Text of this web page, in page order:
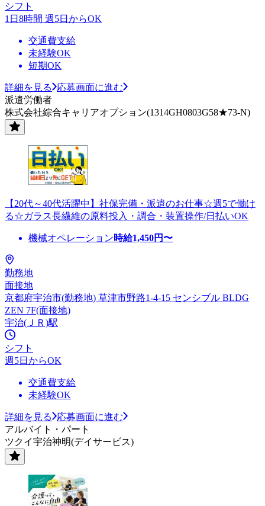
シフト
1日8時間 週5日からOK
交通費支給
未経験OK
短期OK
詳細を見る
応募画面に進む
派遣労働者
株式会社綜合キャリアオプション(1314GH0803G58★73-N)
【20代～40代活躍中】社保完備・派遣のお仕事☆週5で働け
る☆ガラス長繊維の原料投入・調合・装置操作/日払いOK
機械オペレーション時給1,450円〜
勤務地
面接地
京都府宇治市(勤務地) 草津市野路1-4-15 センシブル BLDG
ZEN 7F(面接地)
宇治(ＪＲ)駅
シフト
週5日からOK
交通費支給
未経験OK
詳細を見る
応募画面に進む
アルバイト・パート
ツクイ宇治神明(デイサービス)